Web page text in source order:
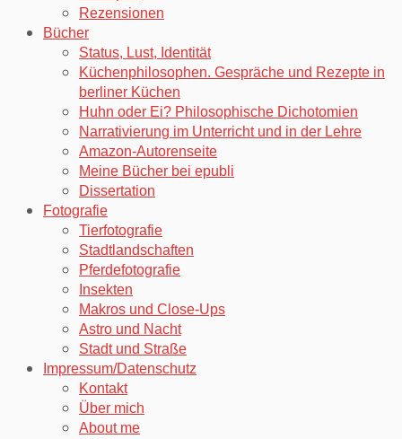
Rezensionen
Bücher
Status, Lust, Identität
Küchenphilosophen. Gespräche und Rezepte in
berliner Küchen
Huhn oder Ei? Philosophische Dichotomien
Narrativierung im Unterricht und in der Lehre
Amazon-Autorenseite
Meine Bücher bei epubli
Dissertation
Fotografie
Tierfotografie
Stadtlandschaften
Pferdefotografie
Insekten
Makros und Close-Ups
Astro und Nacht
Stadt und Straße
Impressum/Datenschutz
Kontakt
Über mich
About me